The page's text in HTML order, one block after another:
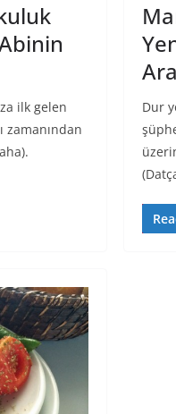
ilk gelen
zamanından
Dur